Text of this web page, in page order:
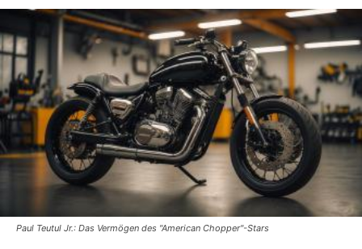
Paul Teutul Jr.: Das Vermögen des "American Chopper"-Stars